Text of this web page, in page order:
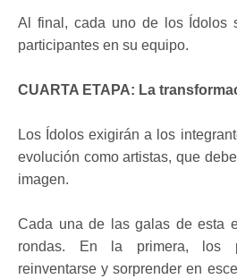
Al final, cada uno de los Ídolos
participantes en su equipo.
CUARTA ETAPA: La
Los Ídolos exigirán a los
evolución como artistas, que
imagen.
Cada una de las galas de esta
rondas. En la primera, los
reinventarse y sorprender en